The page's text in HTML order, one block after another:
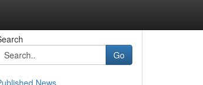
Go
News